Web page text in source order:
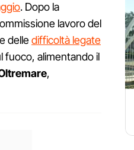
. Dopo la
lavoro del
delledifficoltà legate
fuoco, alimentando il
,